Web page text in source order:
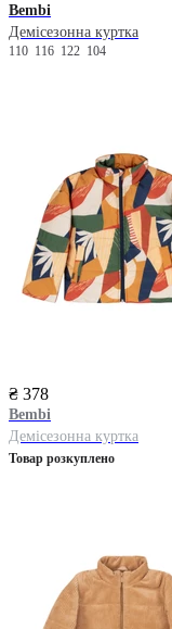
Bembi
Демісезонна куртка
110 116 122 104
₴ 378
Bembi
Демісезонна куртка
Товар розкуплено